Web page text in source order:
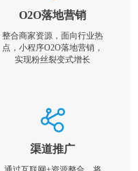
O2O落地营销
整合商家资源，面向行业热
点，小程序O2O落地营销，
实现粉丝裂变式增长
渠道推广